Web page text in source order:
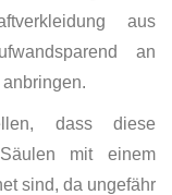
aus
an
dass diese
mit einem
sind, da ungefähr